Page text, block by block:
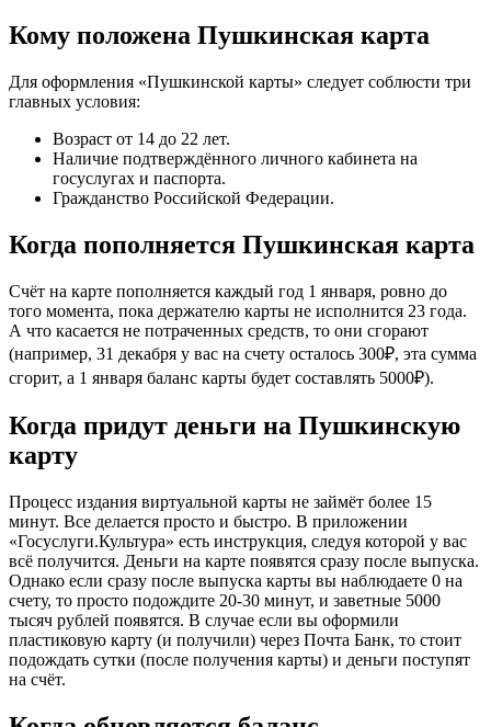
Кому положена Пушкинская карта
Для оформления «Пушкинской карты» следует соблюсти три
главных условия:
Возраст от 14 до 22 лет.
Наличие подтверждённого личного кабинета на
госуслугах и паспорта.
Гражданство Российской Федерации.
Когда пополняется Пушкинская карта
Счёт на карте пополняется каждый год 1 января, ровно до
того момента, пока держателю карты не исполнится 23 года.
А что касается не потраченных средств, то они сгорают
(например, 31 декабря у вас на счету осталось 300₽, эта сумма
сгорит, а 1 января баланс карты будет составлять 5000₽).
Когда придут деньги на Пушкинскую
карту
Процесс издания виртуальной карты не займёт более 15
минут. Все делается просто и быстро. В приложении
«Госуслуги.Культура» есть инструкция, следуя которой у вас
всё получится. Деньги на карте появятся сразу после выпуска.
Однако если сразу после выпуска карты вы наблюдаете 0 на
счету, то просто подождите 20-30 минут, и заветные 5000
тысяч рублей появятся. В случае если вы оформили
пластиковую карту (и получили) через Почта Банк, то стоит
подождать сутки (после получения карты) и деньги поступят
на счёт.